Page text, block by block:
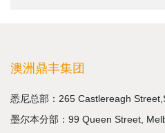
澳洲鼎丰集团
悉尼总部：265 Castlereagh
墨尔本分部：99 Queen Street,